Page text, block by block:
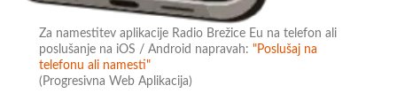
Za namestitev aplikacije Radio Brežice Eu na telefon ali
poslušanje na iOS / Android napravah:"Poslušaj na
telefonu ali namesti"
(Progresivna Web Aplikacija)